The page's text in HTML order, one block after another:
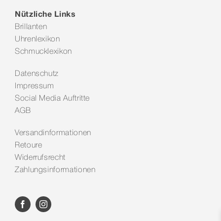
Nützliche Links
Brillanten
Uhrenlexikon
Schmucklexikon
Datenschutz
Impressum
Social Media Auftritte
AGB
Versandinformationen
Retoure
Widerrufsrecht
Zahlungsinformationen